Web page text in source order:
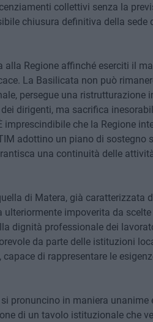
collettivi senza la
chiusura definitiva della sede
alla Regione affinché eserciti il
La Basilicata non può
persegue una ristrutturazione
dirigenti, ma sacrifica
che la Regione
adottino un piano di sostegno
una continuità delle
di Matera, già caratterizzata
impoverita da scelte
dignità professionale dei
da parte delle istituzioni
di rappresentare le
pronuncino in maniera unanime
di un tavolo istituzionale che